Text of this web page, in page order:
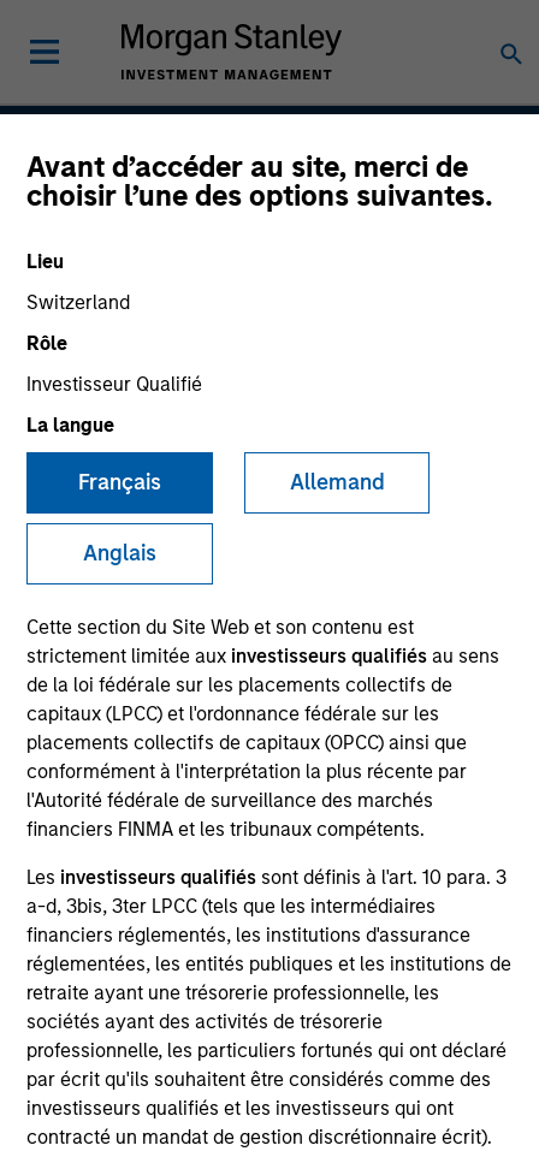
Avant d’accéder au site, merci de
choisir l’une des options suivantes.
Lieu
Switzerland
Rôle
Investisseur Qualifié
La langue
Français Allemand
Anglais
Cette section du Site Web et son contenu est
strictement limitée aux investisseurs qualifiésau sens
de la loi fédérale sur les placements collectifs de
capitaux (LPCC) et l'ordonnance fédérale sur les
placements collectifs de capitaux (OPCC) ainsi que
conformément à l'interprétation la plus récente par
l'Autorité fédérale de surveillance des marchés
financiers FINMA et les tribunaux compétents.
Les investisseurs qualifiés sont définis à l'art. 10 para. 3
a-d, 3bis, 3ter LPCC (tels que les intermédiaires
financiers réglementés, les institutions d'assurance
réglementées, les entités publiques et les institutions de
retraite ayant une trésorerie professionnelle, les
sociétés ayant des activités de trésorerie
professionnelle, les particuliers fortunés qui ont déclaré
par écrit qu'ils souhaitent être considérés comme des
investisseurs qualifiés et les investisseurs qui ont
contracté un mandat de gestion discrétionnaire écrit).
American Resilience
Strategy
Strategy Inception
May 2022
Asset Class
US Equity
Quick Facts
Benchmark
S&P 500
Related Product
Pooled Vehicle
Insights
Overview
The Morgan Stanley American Resilience Strategy
is a
concentrated portfolio of high quality, predominantly U.S.
companies featuring hard-to-replicate intangible assets
including brands, networks and licences. The investment